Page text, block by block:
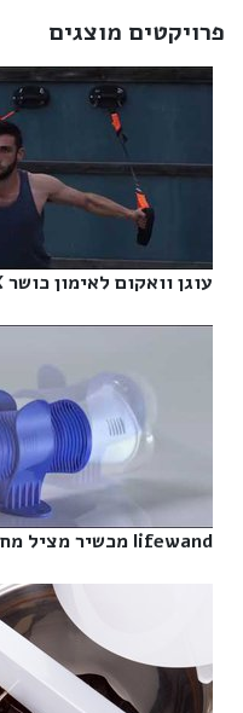
פרויקטים מוצגים
עוגן וואקום לאימון כושר TRX - גרבו‎
lifewand מכשיר מציל מחנק‎